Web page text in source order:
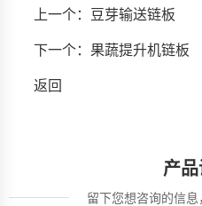
上一个： 豆芽输送链板
下一个： 果蔬提升机链板
返回
产
留下您想咨询的信